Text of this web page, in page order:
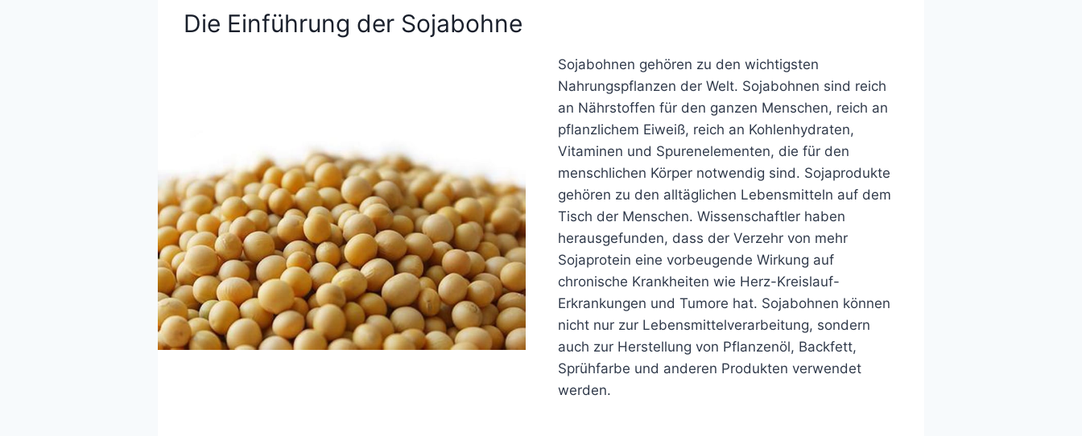
Die Einführung der Sojabohne
Sojabohnen gehören zu den wichtigsten
Nahrungspflanzen der Welt. Sojabohnen sind reich
an Nährstoffen für den ganzen Menschen, reich an
pflanzlichem Eiweiß, reich an Kohlenhydraten,
Vitaminen und Spurenelementen, die für den
menschlichen Körper notwendig sind. Sojaprodukte
gehören zu den alltäglichen Lebensmitteln auf dem
Tisch der Menschen. Wissenschaftler haben
herausgefunden, dass der Verzehr von mehr
Sojaprotein eine vorbeugende Wirkung auf
chronische Krankheiten wie Herz-Kreislauf-
Erkrankungen und Tumore hat. Sojabohnen können
nicht nur zur Lebensmittelverarbeitung, sondern
auch zur Herstellung von Pflanzenöl, Backfett,
Sprühfarbe und anderen Produkten verwendet
werden.